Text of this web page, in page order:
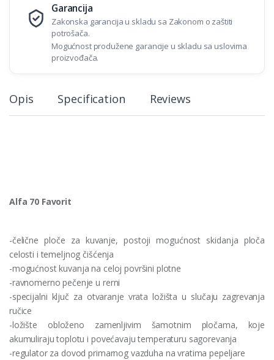
Garancija
Zakonska garancija u skladu sa Zakonom o zaštiti
potrošača.
Mogućnost produžene garancije u skladu sa uslovima
proizvođača.
Opis Specification Reviews
Alfa 70 Favorit
-čelične ploče za kuvanje, postoji mogućnost skidanja ploča
celosti i temeljnog čišćenja
-mogućnost kuvanja na celoj površini plotne
-ravnomerno pečenje u rerni
-specijalni ključ za otvaranje vrata ložišta u slučaju zagrevanja
ručice
-ložište obloženo zamenljivim šamotnim pločama, koje
akumuliraju toplotu i povećavaju temperaturu sagorevanja
-regulator za dovod primarnog vazduha na vratima pepeljare